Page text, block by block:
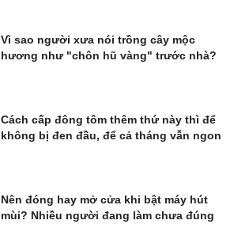
Vì sao người xưa nói trồng cây mộc
hương như "chôn hũ vàng" trước nhà?
Cách cấp đông tôm thêm thứ này thì để
không bị đen đầu, để cả tháng vẫn ngon
Nên đóng hay mở cửa khi bật máy hút
mùi? Nhiều người đang làm chưa đúng